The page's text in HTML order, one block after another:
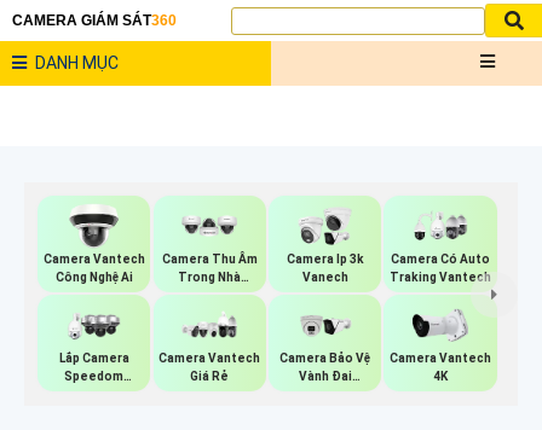
CAMERA GIÁM SÁT360
DANH MỤC
Camera Vantech
Công Nghệ Ai
Camera Thu Âm
Trong Nhà
Vantech
Camera Ip 3k
Vanech
Camera Có Auto
Traking Vantech
Lắp Camera
Speedom
Vantech
Camera Vantech
Giá Rẻ
Camera Bảo Vệ
Vành Đai
Vantech
Camera Vantech
4K